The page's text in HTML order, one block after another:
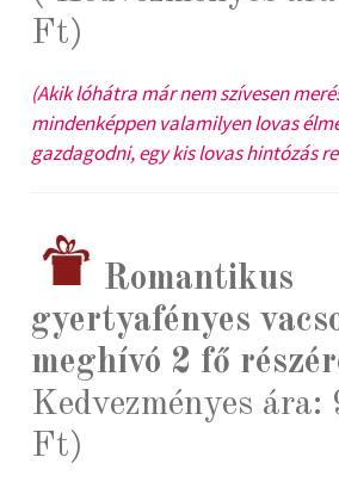
Ft)
(Akik lóhátra már nem szívesen
mindenképpen valamilyen lovas
gazdagodni, egy kis lovas hintózás
Romantikus
gyertyafényes
meghívó 2 fő
Kedvezményes ára:
Ft)